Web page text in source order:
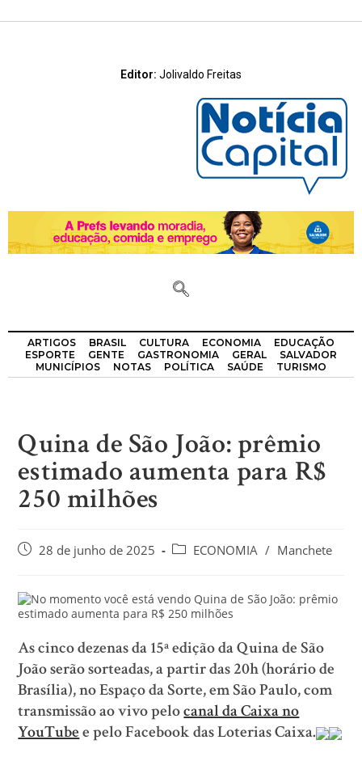
Editor: Jolivaldo Freitas
ARTIGOS BRASIL CULTURA ECONOMIA
EDUCAÇÃO
ESPORTE
GENTE GASTRONOMIA GERAL
SALVADOR
MUNICÍPIOS
NOTAS POLÍTICA SAÚDE TURISMO
Quina de São João: prêmio
estimado aumenta para R$
250 milhões
28 de junho de 2025 ECONOMIA / Manchete
As cinco dezenas da 15ª edição da Quina de São
João serão sorteadas, a partir das 20h (horário de
Brasília), no Espaço da Sorte, em São Paulo, com
transmissão ao vivo pelocanal da Caixa no
YouTubee pelo Facebook das Loterias Caixa.